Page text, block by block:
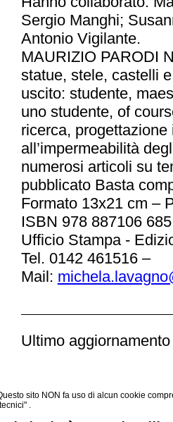
Sergio Manghi;
Antonio Vigilante.
MAURIZIO PARODI
statue, stele, castelli
uscito: studente,
uno studente, of
ricerca,
all’impermeabilità
numerosi articoli su
pubblicato Basta
Formato 13x21 cm –
ISBN 978 887106
Ufficio Stampa -
Tel. 0142 461516 –
Mail:
Ultimo
sito NON fa uso di alcun cookie
.